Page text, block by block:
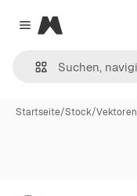
Close menu
Magnific
Startseite/Stock/Vektoren